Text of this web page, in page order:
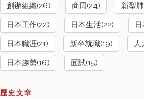
創辦組織(26) 商周(24) 新型
日本工作(22) 日本生活(22)
日本職涯(21) 新卒就職(19) 人
日本趨勢(16) 面試(15)
歷史文章